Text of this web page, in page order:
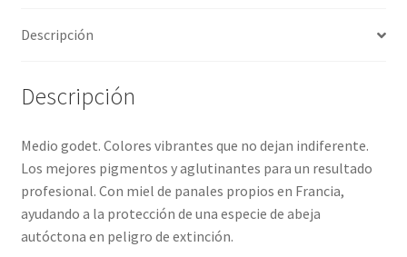
Descripción
Descripción
Medio godet. Colores vibrantes que no dejan indiferente.
Los mejores pigmentos y aglutinantes para un resultado
profesional. Con miel de panales propios en Francia,
ayudando a la protección de una especie de abeja
autóctona en peligro de extinción.